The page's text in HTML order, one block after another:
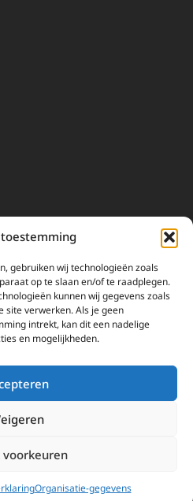
gebruiken wij technologieën zoals
op te slaan en/of te raadplegen.
kunnen wij gegevens zoals
site verwerken. Als je geen
intrekt, kan dit een nadelige
en mogelijkheden.
voorkeuren
Organisatie-gegevens
door uw donaties.
advertentie-inkomsten of
|Privacyverklaring